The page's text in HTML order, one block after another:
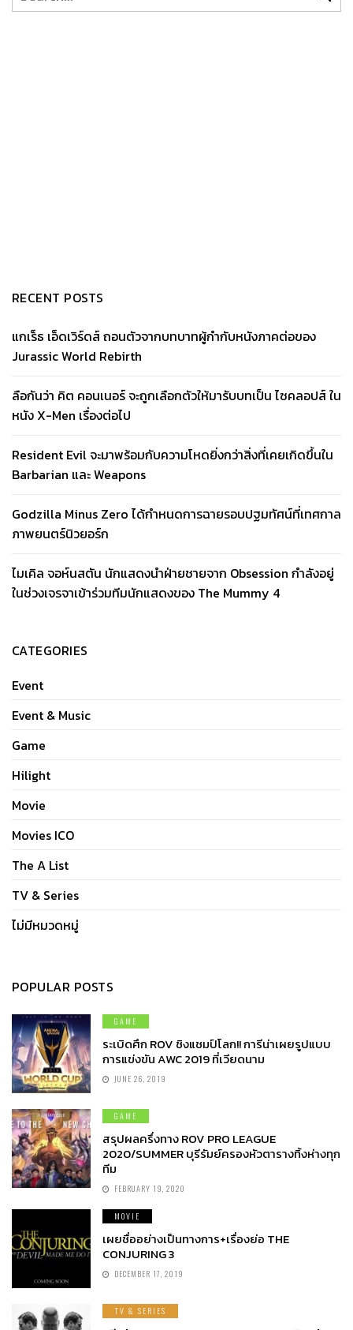
RECENT POSTS
แกเร็ธ เอ็ดเวิร์ดส์ ถอนตัวจากบทบาทผู้กำกับหนังภาคต่อของ
Jurassic World Rebirth
ลือกันว่า คิต คอนเนอร์ จะถูกเลือกตัวให้มารับบทเป็น ไซคลอปส์ ใน
หนัง X-Men เรื่องต่อไป
Resident Evil จะมาพร้อมกับความโหดยิ่งกว่าสิ่งที่เคยเกิดขึ้นใน
Barbarian และ Weapons
Godzilla Minus Zero ได้กำหนดการฉายรอบปฐมทัศน์ที่เทศกาล
ภาพยนตร์นิวยอร์ก
ไมเคิล จอห์นสตัน นักแสดงนำฝ่ายชายจาก Obsession กำลังอยู่
ในช่วงเจรจาเข้าร่วมทีมนักแสดงของ The Mummy 4
CATEGORIES
Event
Event & Music
Game
Hilight
Movie
Movies ICO
The A List
TV & Series
ไม่มีหมวดหมู่
POPULAR POSTS
GAME
ระเบิดศึก ROV ชิงแชมป์โลก!! การีน่าเผยรูปแบบ
การแข่งขัน AWC 2019 ที่เวียดนาม
JUNE 26, 2019
GAME
สรุปผลครึ่งทาง ROV PRO LEAGUE
2020/SUMMER บุรีรัมย์ครองหัวตารางทิ้งห่างทุก
ทีม
FEBRUARY 19, 2020
MOVIE
เผยชื่ออย่างเป็นทางการ+เรื่องย่อ THE
CONJURING 3
DECEMBER 17, 2019
TV & SERIES